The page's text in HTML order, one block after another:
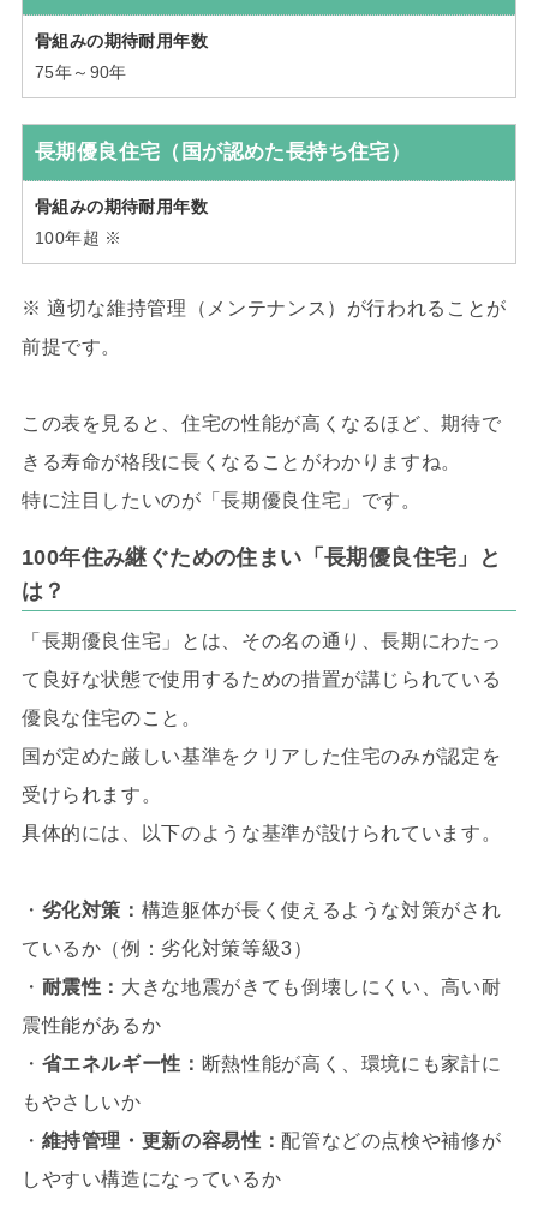
75年～90年
長期優良住宅（国が認めた長持ち住宅）
100年超 ※
※ 適切な維持管理（メンテナンス）が行われることが
前提です。
この表を見ると、住宅の性能が高くなるほど、期待で
きる寿命が格段に長くなることがわかりますね。
特に注目したいのが「長期優良住宅」です。
100年住み継ぐための住まい「長期優良住宅」と
は？
「長期優良住宅」とは、その名の通り、長期にわたっ
て良好な状態で使用するための措置が講じられている
優良な住宅のこと。
国が定めた厳しい基準をクリアした住宅のみが認定を
受けられます。
具体的には、以下のような基準が設けられています。
・ 劣化対策： 構造躯体が長く使えるような対策がされ
ているか（例：劣化対策等級3）
・ 耐震性： 大きな地震がきても倒壊しにくい、高い耐
震性能があるか
・ 省エネルギー性： 断熱性能が高く、環境にも家計に
もやさしいか
・ 維持管理・更新の容易性： 配管などの点検や補修が
しやすい構造になっているか